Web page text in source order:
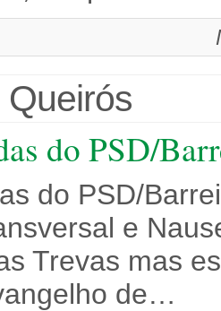
do PSD/
do PSD/
e
Trevas mas
de…